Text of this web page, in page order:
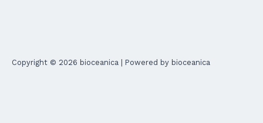
Copyright © 2026 bioceanica | Powered by bioceanica